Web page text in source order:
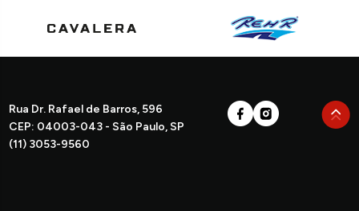
Rua Dr. Rafael de Barros, 596
CEP: 04003-043 - São Paulo, SP
(11) 3053-9560